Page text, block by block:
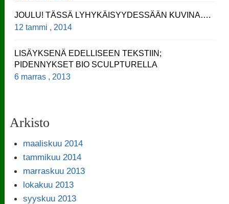
JOULU! TÄSSÄ LYHYKÄISYYDESSÄÄN KUVINA….
12 tammi , 2014
LISÄYKSENÄ EDELLISEEN TEKSTIIN;
PIDENNYKSET BIO SCULPTURELLA
6 marras , 2013
Arkisto
maaliskuu 2014
tammikuu 2014
marraskuu 2013
lokakuu 2013
syyskuu 2013